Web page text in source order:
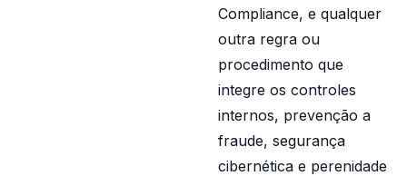
Compliance, e qualquer
outra regra ou
procedimento que
integre os controles
internos, prevenção a
fraude, segurança
cibernética e perenidade